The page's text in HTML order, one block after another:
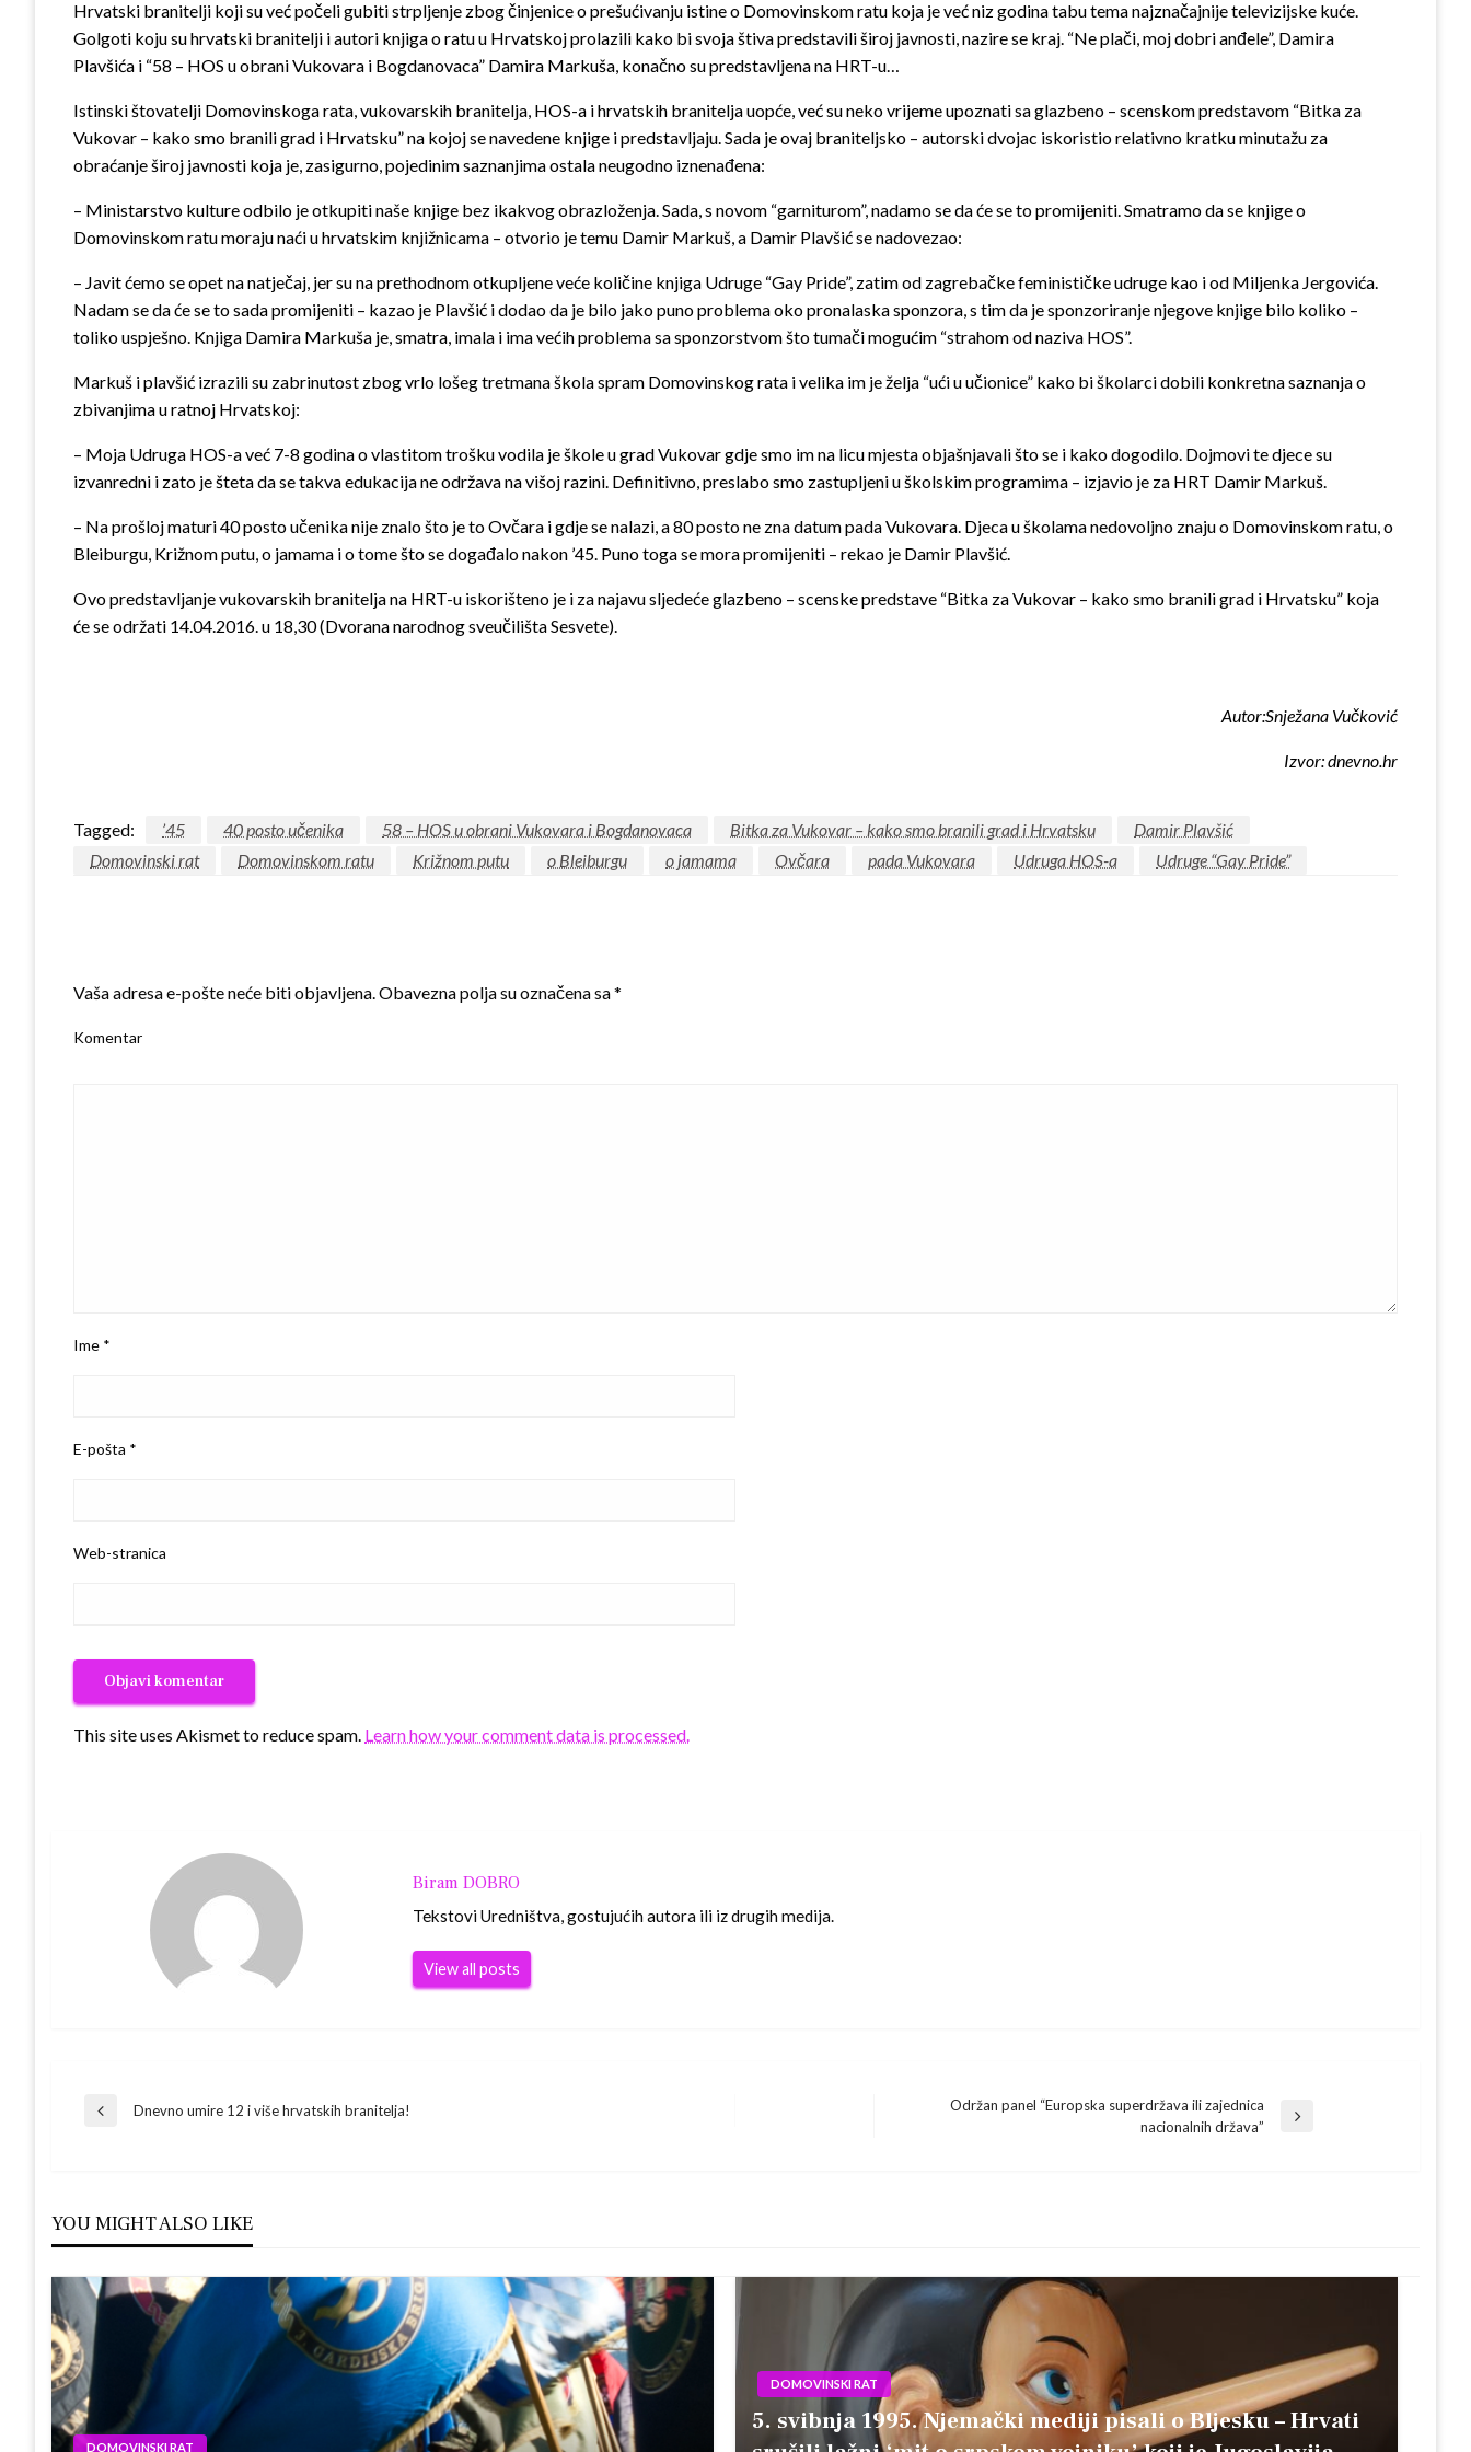
Hrvatski branitelji koji su već počeli gubiti strpljenje zbog činjenice o prešućivanju istine o Domovinskom ratu koja je već niz godina tabu tema najznačajnije televizijske kuće.
Golgoti koju su hrvatski branitelji i autori knjiga o ratu u Hrvatskoj prolazili kako bi svoja štiva predstavili široj javnosti, nazire se kraj. “Ne plači, moj dobri anđele”, Damira
Plavšića i “58 – HOS u obrani Vukovara i Bogdanovaca” Damira Markuša, konačno su predstavljena na HRT-u…
Istinski štovatelji Domovinskoga rata, vukovarskih branitelja, HOS-a i hrvatskih branitelja uopće, već su neko vrijeme upoznati sa glazbeno – scenskom predstavom “Bitka za
Vukovar – kako smo branili grad i Hrvatsku” na kojoj se navedene knjige i predstavljaju. Sada je ovaj braniteljsko – autorski dvojac iskoristio relativno kratku minutažu za
obraćanje široj javnosti koja je, zasigurno, pojedinim saznanjima ostala neugodno iznenađena:
– Ministarstvo kulture odbilo je otkupiti naše knjige bez ikakvog obrazloženja. Sada, s novom “garniturom”, nadamo se da će se to promijeniti. Smatramo da se knjige o
Domovinskom ratu moraju naći u hrvatskim knjižnicama – otvorio je temu Damir Markuš, a Damir Plavšić se nadovezao:
– Javit ćemo se opet na natječaj, jer su na prethodnom otkupljene veće količine knjiga Udruge “Gay Pride”, zatim od zagrebačke feminističke udruge kao i od Miljenka Jergovića.
Nadam se da će se to sada promijeniti – kazao je Plavšić i dodao da je bilo jako puno problema oko pronalaska sponzora, s tim da je sponzoriranje njegove knjige bilo koliko –
toliko uspješno. Knjiga Damira Markuša je, smatra, imala i ima većih problema sa sponzorstvom što tumači mogućim “strahom od naziva HOS”.
Markuš i plavšić izrazili su zabrinutost zbog vrlo lošeg tretmana škola spram Domovinskog rata i velika im je želja “ući u učionice” kako bi školarci dobili konkretna saznanja o
zbivanjima u ratnoj Hrvatskoj:
– Moja Udruga HOS-a već 7-8 godina o vlastitom trošku vodila je škole u grad Vukovar gdje smo im na licu mjesta objašnjavali što se i kako dogodilo. Dojmovi te djece su
izvanredni i zato je šteta da se takva edukacija ne održava na višoj razini. Definitivno, preslabo smo zastupljeni u školskim programima – izjavio je za HRT Damir Markuš.
– Na prošloj maturi 40 posto učenika nije znalo što je to Ovčara i gdje se nalazi, a 80 posto ne zna datum pada Vukovara. Djeca u školama nedovoljno znaju o Domovinskom ratu, o
Bleiburgu, Križnom putu, o jamama i o tome što se događalo nakon ’45. Puno toga se mora promijeniti – rekao je Damir Plavšić.
Ovo predstavljanje vukovarskih branitelja na HRT-u iskorišteno je i za najavu sljedeće glazbeno – scenske predstave “Bitka za Vukovar – kako smo branili grad i Hrvatsku” koja
će se održati 14.04.2016. u 18,30 (Dvorana narodnog sveučilišta Sesvete).
Autor:Snježana Vučković
Izvor: dnevno.hr
Tagged: ’45 40 posto učenika 58 – HOS u obrani Vukovara i Bogdanovaca Bitka za Vukovar – kako smo branili grad i Hrvatsku
Damir Plavšić
Domovinski rat
Domovinskom ratu Križnom putu o Bleiburgu o jamama Ovčara pada Vukovara Udruga HOS-a Udruge “Gay Pride”
Vaša adresa e-pošte neće biti objavljena.Obavezna polja su označena sa*
Komentar
Ime *
E-pošta *
Web-stranica
This site uses Akismet to reduce spam. Learn how your comment data is processed.
Biram DOBRO
Tekstovi Uredništva, gostujućih autora ili iz drugih medija.
View all posts
Navigacija
Previous
Dnevno umire 12 i više hrvatskih branitelja!
Održan panel “Europska superdržava ili zajednica
nacionalnih država”
YOU MIGHT ALSO LIKE
DOMOVINSKI RAT
DOMOVINSKI RAT
5. svibnja 1995. Njemački mediji pisali o Bljesku – Hrvati